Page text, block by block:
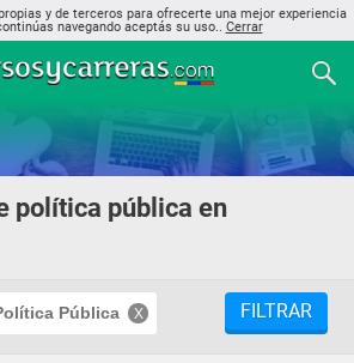
y de terceros para ofrecerte una mejor experiencia
navegando aceptás su uso.. Cerrar
política pública en
Pública FILTRAR